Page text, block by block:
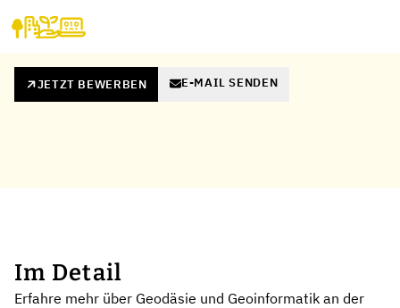
JETZT BEWERBEN E-MAIL SENDEN
Im Detail
Erfahre mehr über Geodäsie und Geoinformatik an der